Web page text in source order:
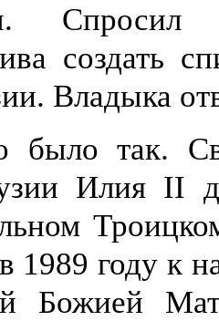
создать
Владыка
было так.
Илия II
1989 году к
Божией